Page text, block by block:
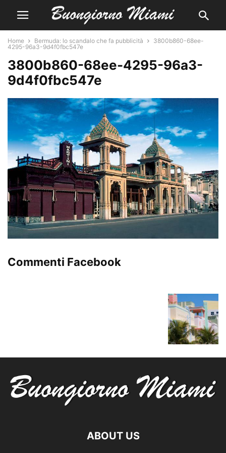
Home Bermuda: lo scandalo che fa pubblicità
3800b860-68ee-
4295-96a3-9d4f0fbc547e
3800b860-68ee-4295-96a3-
9d4f0fbc547e
Commenti Facebook
ABOUT US